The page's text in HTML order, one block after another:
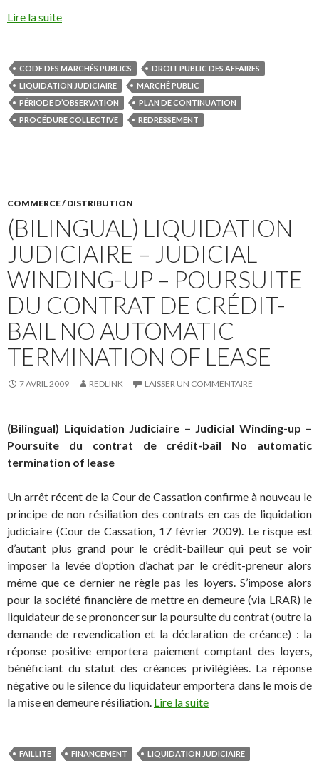
Lire la suite
CODE DES MARCHÉS PUBLICS
DROIT PUBLIC DES AFFAIRES
LIQUIDATION JUDICIAIRE
MARCHÉ PUBLIC
PÉRIODE D’OBSERVATION
PLAN DE CONTINUATION
PROCÉDURE COLLECTIVE
REDRESSEMENT
COMMERCE / DISTRIBUTION
(BILINGUAL) LIQUIDATION
JUDICIAIRE – JUDICIAL
WINDING-UP – POURSUITE
DU CONTRAT DE CRÉDIT-
BAIL NO AUTOMATIC
TERMINATION OF LEASE
7 AVRIL 2009 REDLINK LAISSER UN COMMENTAIRE
(Bilingual) Liquidation Judiciaire – Judicial Winding-up –
Poursuite du contrat de crédit-bail No automatic
termination of lease
Un arrêt récent de la Cour de Cassation confirme à nouveau le
principe de non résiliation des contrats en cas de liquidation
judiciaire (Cour de Cassation, 17 février 2009). Le risque est
d’autant plus grand pour le crédit-bailleur qui peut se voir
imposer la levée d’option d’achat par le crédit-preneur alors
même que ce dernier ne règle pas les loyers. S’impose alors
pour la société financière de mettre en demeure (via LRAR) le
liquidateur de se prononcer sur la poursuite du contrat (outre la
demande de revendication et la déclaration de créance) : la
réponse positive emportera paiement comptant des loyers,
bénéficiant du statut des créances privilégiées. La réponse
négative ou le silence du liquidateur emportera dans le mois de
la mise en demeure résiliation. Lire la suite
FAILLITE FINANCEMENT LIQUIDATION JUDICIAIRE